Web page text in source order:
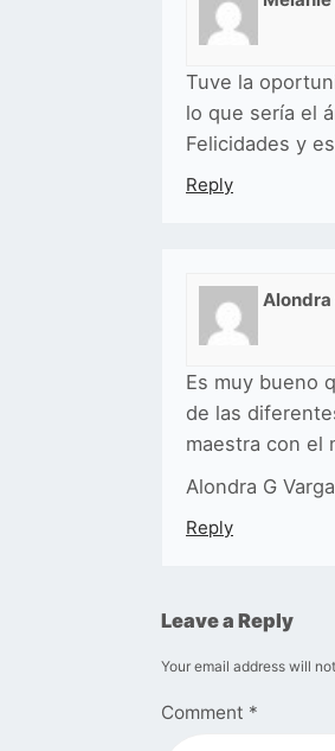
Tuve la
lo que sería el
Felicidades y
Reply
Alondra
Es muy bueno
de las
maestra con el
Alondra G
Reply
Leave a Reply
Your email address will
Comment *